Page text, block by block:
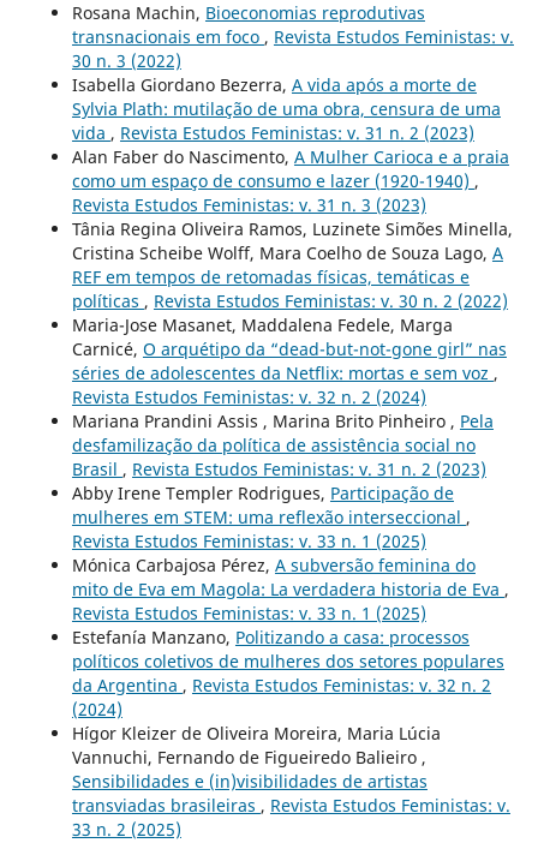
Rosana Machin, Bioeconomias reprodutivas
transnacionais em foco , Revista Estudos Feministas: v.
30 n. 3 (2022)
Isabella Giordano Bezerra, A vida após a morte de
Sylvia Plath: mutilação de uma obra, censura de uma
vida , Revista Estudos Feministas: v. 31 n. 2 (2023)
Alan Faber do Nascimento, A Mulher Carioca e a praia
como um espaço de consumo e lazer (1920-1940) ,
Revista Estudos Feministas: v. 31 n. 3 (2023)
Tânia Regina Oliveira Ramos, Luzinete Simões Minella,
Cristina Scheibe Wolff, Mara Coelho de Souza Lago, A
REF em tempos de retomadas físicas, temáticas e
políticas , Revista Estudos Feministas: v. 30 n. 2 (2022)
Maria-Jose Masanet, Maddalena Fedele, Marga
Carnicé, O arquétipo da “dead-but-not-gone girl” nas
séries de adolescentes da Netflix: mortas e sem voz ,
Revista Estudos Feministas: v. 32 n. 2 (2024)
Mariana Prandini Assis , Marina Brito Pinheiro , Pela
desfamilização da política de assistência social no
Brasil , Revista Estudos Feministas: v. 31 n. 2 (2023)
Abby Irene Templer Rodrigues, Participação de
mulheres em STEM: uma reflexão interseccional ,
Revista Estudos Feministas: v. 33 n. 1 (2025)
Mónica Carbajosa Pérez, A subversão feminina do
mito de Eva em Magola: La verdadera historia de Eva ,
Revista Estudos Feministas: v. 33 n. 1 (2025)
Estefanía Manzano, Politizando a casa: processos
políticos coletivos de mulheres dos setores populares
da Argentina , Revista Estudos Feministas: v. 32 n. 2
(2024)
Hígor Kleizer de Oliveira Moreira, Maria Lúcia
Vannuchi, Fernando de Figueiredo Balieiro ,
Sensibilidades e (in)visibilidades de artistas
transviadas brasileiras , Revista Estudos Feministas: v.
33 n. 2 (2025)